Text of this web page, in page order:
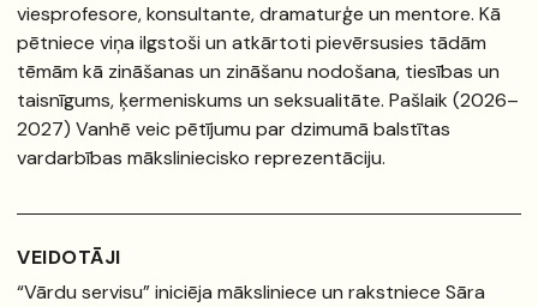
viesprofesore, konsultante, dramaturģe un mentore. Kā
pētniece viņa ilgstoši un atkārtoti pievērsusies tādām
tēmām kā zināšanas un zināšanu nodošana, tiesības un
taisnīgums, ķermeniskums un seksualitāte. Pašlaik (2026–
2027) Vanhē veic pētījumu par dzimumā balstītas
vardarbības māksliniecisko reprezentāciju.
VEIDOTĀJI
“Vārdu servisu” iniciēja māksliniece un rakstniece Sāra